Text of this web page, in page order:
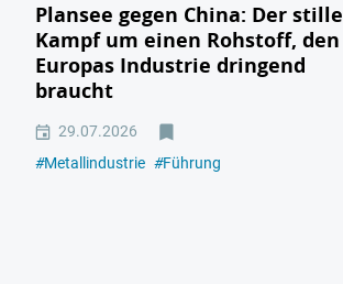
Plansee gegen China: Der stille
Kampf um einen Rohstoff, den
Europas Industrie dringend
braucht
29.07.2026
#Metallindustrie #Führung